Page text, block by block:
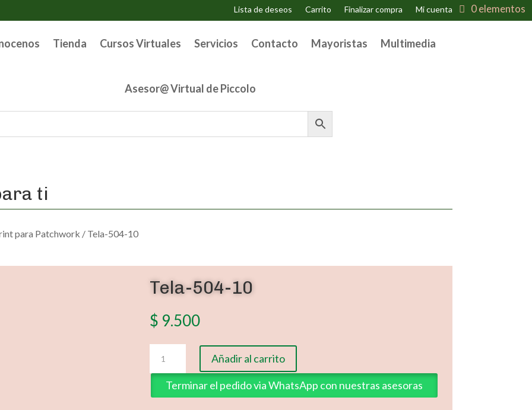
Lista de deseos Carrito Finalizar compra Mi cuenta 0 elementos
Tienda Cursos Virtuales Servicios Contacto Mayoristas Multimedia
Asesor@ Virtual de Piccolo
ti
para Patchwork / Tela-504-10
Tela-504-10
$ 9.500
504-
10
cantidad
Añadir al carrito
Terminar el pedido via WhatsApp con nuestras asesoras